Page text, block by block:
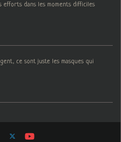
dans les moments difficiles
ce sont juste les masques qui